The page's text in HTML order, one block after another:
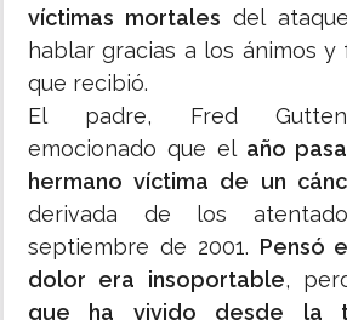
víctimas mortales del
hablar gracias a los ánimos
que recibió.
El padre, Fred
emocionado que el año
hermano víctima de un
derivada de los
septiembre de 2001. Pensó
dolor era insoportable,
que ha vivido desde la